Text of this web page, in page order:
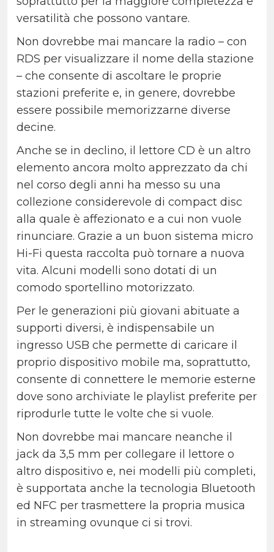
versatilità che possono vantare.
Non dovrebbe mai mancare la radio – con
RDS per visualizzare il nome della stazione
– che consente di ascoltare le proprie
stazioni preferite e, in genere, dovrebbe
essere possibile memorizzarne diverse
decine.
Anche se in declino, il lettore CD è un altro
elemento ancora molto apprezzato da chi
nel corso degli anni ha messo su una
collezione considerevole di compact disc
alla quale è affezionato e a cui non vuole
rinunciare. Grazie a un buon sistema micro
Hi-Fi questa raccolta può tornare a nuova
vita. Alcuni modelli sono dotati di un
comodo sportellino motorizzato.
Per le generazioni più giovani abituate a
supporti diversi, è indispensabile un
ingresso USB che permette di caricare il
proprio dispositivo mobile ma, soprattutto,
consente di connettere le memorie esterne
dove sono archiviate le playlist preferite per
riprodurle tutte le volte che si vuole.
Non dovrebbe mai mancare neanche il
jack da 3,5 mm per collegare il lettore o
altro dispositivo e, nei modelli più completi,
è supportata anche la tecnologia Bluetooth
ed NFC per trasmettere la propria musica
in streaming ovunque ci si trovi.